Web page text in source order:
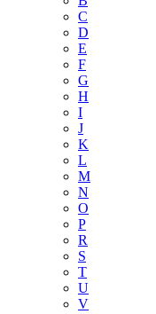
C
D
E
F
G
H
I
J
K
L
M
N
O
P
R
S
T
U
V